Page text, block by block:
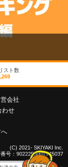
スト数
会社
わせ
(C) 2021- SKIYAKI Inc.
号：9022255001Y45037